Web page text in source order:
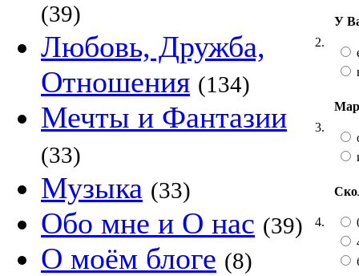
(39)
Любовь, Дружба,
Отношения (134)
Мечты и Фантазии
(33)
Музыка (33)
Обо мне и О нас (39)
О моём блоге (8)
2.
У
3.
4.